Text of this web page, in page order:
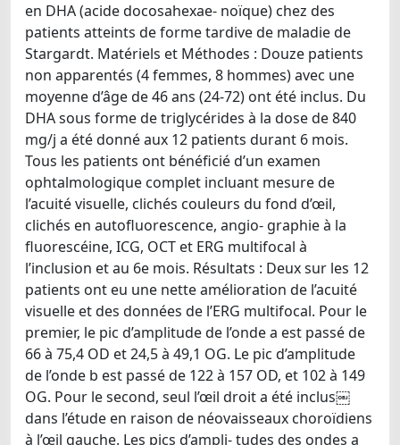
en DHA (acide docosahexae- noïque) chez des
patients atteints de forme tardive de maladie de
Stargardt. Matériels et Méthodes : Douze patients
non apparentés (4 femmes, 8 hommes) avec une
moyenne d’âge de 46 ans (24-72) ont été inclus. Du
DHA sous forme de triglycérides à la dose de 840
mg/j a été donné aux 12 patients durant 6 mois.
Tous les patients ont bénéficié d’un examen
ophtalmologique complet incluant mesure de
l’acuité visuelle, clichés couleurs du fond d’œil,
clichés en autofluorescence, angio- graphie à la
fluorescéine, ICG, OCT et ERG multifocal à
l’inclusion et au 6e mois. Résultats : Deux sur les 12
patients ont eu une nette amélioration de l’acuité
visuelle et des données de l’ERG multifocal. Pour le
premier, le pic d’amplitude de l’onde a est passé de
66 à 75,4 OD et 24,5 à 49,1 OG. Le pic d’amplitude
de l’onde b est passé de 122 à 157 OD, et 102 à 149
OG. Pour le second, seul l’œil droit a été inclus￼
dans l’étude en raison de néovaisseaux choroïdiens
à l’œil gauche. Les pics d’ampli- tudes des ondes a